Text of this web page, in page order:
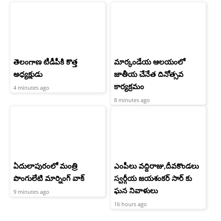
తెలంగాణ టీడీపీకి కొత్త
అధ్యక్షుడు
4 minutes ago
మార్కండేయ ఆలయంలో
జాతీయ చేనేత దినోత్సవ
కార్యక్రమం
8 minutes ago
ఏదులాపురంలో మంత్రి
పొంగులేటి మార్నింగ్ వాక్
9 minutes ago
ఎంపీలు వద్దిరాజు,దీవకొండలు
స్వర్గీయ జయశంకర్ సార్ కు
ఘన నివాళులు
16 hours ago